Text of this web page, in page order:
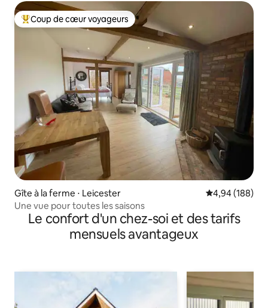
Coups de cœur voyageurs les plus appréciés
Coup de cœur voyageurs
Gîte à la ferme ⋅ Leicester Évaluation
4,94 (188)
Une vue pour toutes les saisons
Le confort d'un chez-soi et des tarifs
mensuels avantageux